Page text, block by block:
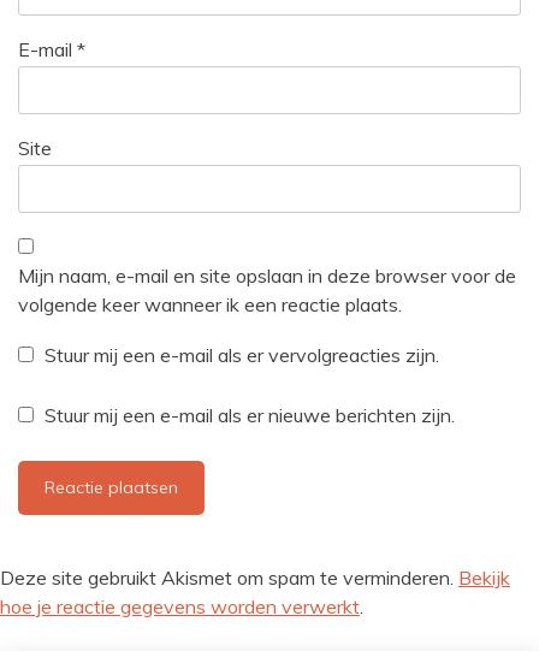
E-mail *
Site
Mijn naam, e-mail en site opslaan in deze browser voor de
volgende keer wanneer ik een reactie plaats.
Stuur mij een e-mail als er vervolgreacties zijn.
Stuur mij een e-mail als er nieuwe berichten zijn.
Deze site gebruikt Akismet om spam te verminderen. Bekijk
hoe je reactie gegevens worden verwerkt